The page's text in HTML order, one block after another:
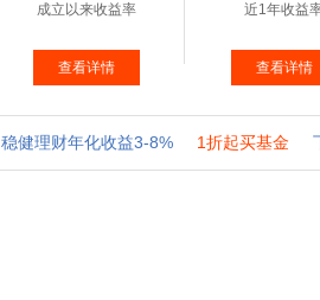
成立以来收益率
查看详情
近1年收益
查看详情
稳健理财年化收益3-8% 1折起买基金